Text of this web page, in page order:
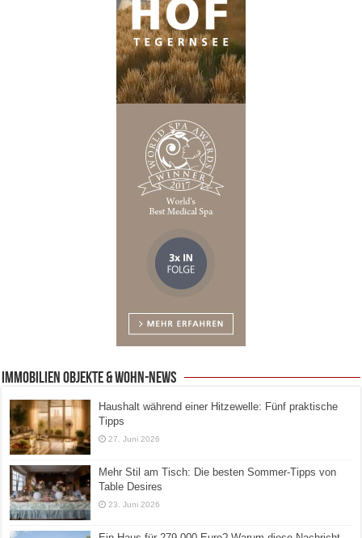
Immobilien Objekte & Wohn-News
Haushalt während einer Hitzewelle: Fünf praktische
Tipps
27. Juni 2026
Mehr Stil am Tisch: Die besten Sommer-Tipps von
Table Desires
23. Juni 2026